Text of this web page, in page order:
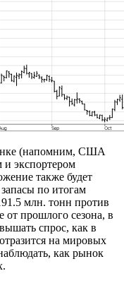
(напомним, США
и экспортером
также будет
по итогам
млн. тонн против
прошлого сезона, в
спрос, как в
на мировых
как рынок